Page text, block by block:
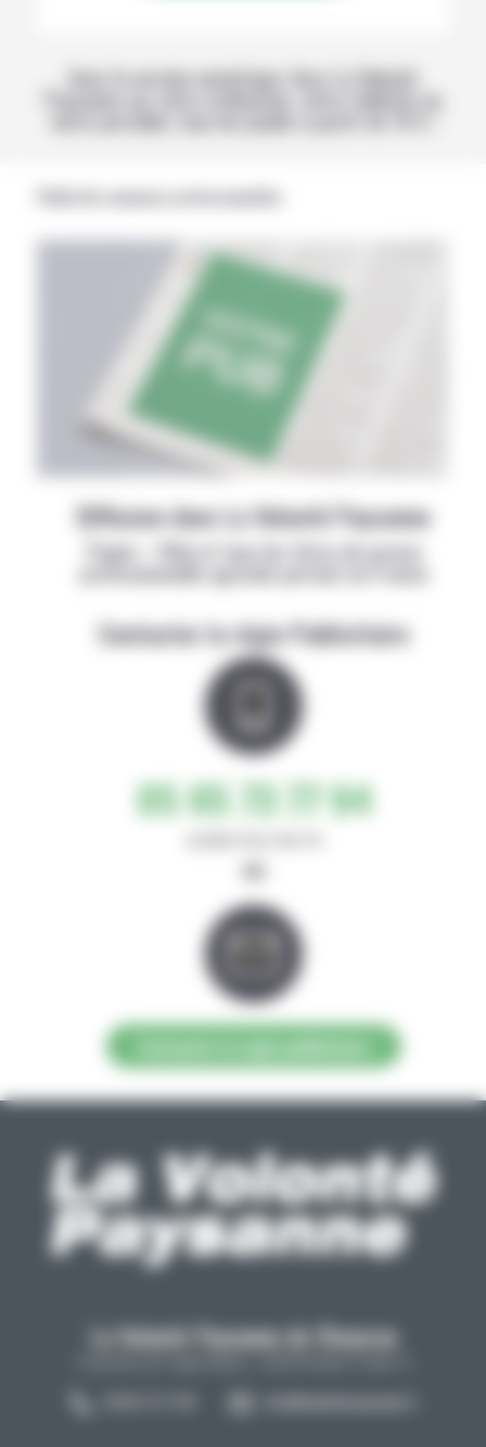
Avec la version numérique, lisez La Volonté
Paysanne sur votre ordinateur, votre tablette ou
Diffusion dans La Volonté Paysanne
Papier + Web et tous les titres de presse
Contacter la régie Publicitaire
05 65 73 77 94
ou
La Volonté Paysanne de l'Aveyron